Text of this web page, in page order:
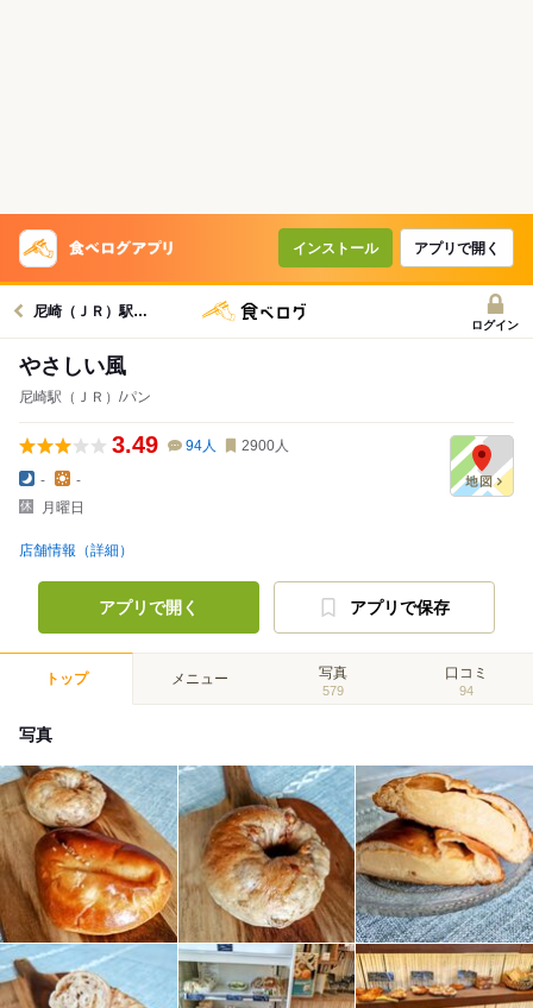
インストール アプリで開く
尼崎（ＪＲ）駅グルメへ
ログイン
やさしい風
尼崎駅（ＪＲ）/パン
3.49 94人 2900人
-
-
月曜日
店舗情報（詳細）
アプリで開く アプリで保存
トップ メニュー 写真
579
口コミ
94
写真